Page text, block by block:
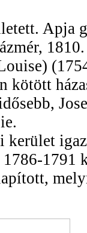
Apja
kötött
kerület
1791